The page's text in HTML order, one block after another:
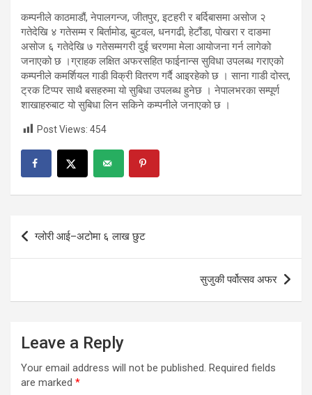
कम्पनीले काठमाडौं, नेपालगन्ज, जीतपुर, इटहरी र बर्दिबासमा असोज २
गतेदेखि ४ गतेसम्म र बिर्तामोड, बुटवल, धनगढी, हेटौंडा, पोखरा र दाङमा
असोज ६ गतेदेखि ७ गतेसम्मगरी दुई चरणमा मेला आयोजना गर्न लागेको
जनाएको छ ।ग्राहक लक्षित अफरसहित फाईनान्स सुविधा उपलब्ध गराएको
कम्पनीले कमर्शियल गाडी विक्री वितरण गर्दै आइरहेको छ । साना गाडी दोस्त,
ट्रक टिप्पर साथै बसहरुमा यो सुबिधा उपलब्ध हुनेछ । नेपालभरका सम्पूर्ण
शाखाहरुबाट यो सुबिधा लिन सकिने कम्पनीले जनाएको छ ।
Post Views: 454
Post
navigation
ग्लोरी आई–अटोमा ६ लाख छुट
सुजुकी पर्वोत्सव अफर
Leave a Reply
Your email address will not be published. Required fields
are marked *